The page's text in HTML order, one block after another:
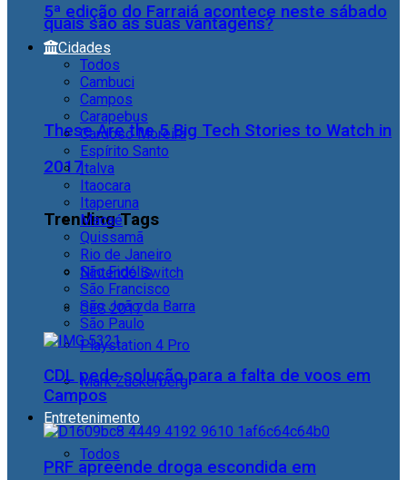
quais são as suas vantagens?
These Are the 5 Big Tech Stories to Watch in
2017
Trending Tags
Nintendo Switch
CES 2017
Playstation 4 Pro
Mark Zuckerberg
Entretenimento
Todos
5ª edição do Farraiá acontece neste sábado
Cidades
Todos
Cambuci
Campos
Carapebus
Cardoso Moreira
Espírito Santo
Italva
Itaocara
Itaperuna
Macaé
Quissamã
Rio de Janeiro
São Fidélis
São Francisco
São João da Barra
São Paulo
CDL pede solução para a falta de voos em
Campos
PRF apreende droga escondida em